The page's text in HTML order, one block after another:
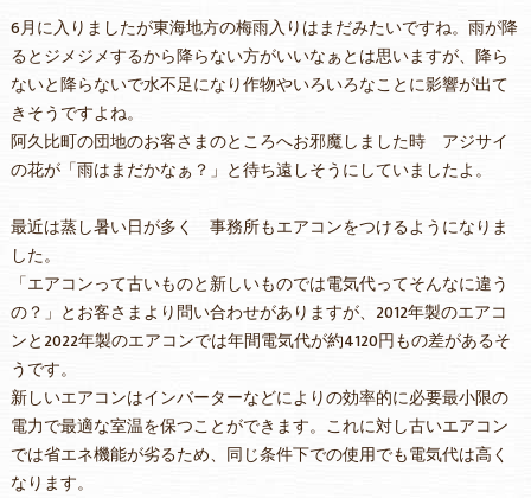
6月に入りましたが東海地方の梅雨入りはまだみたいですね。雨が降
るとジメジメするから降らない方がいいなぁとは思いますが、降ら
ないと降らないで水不足になり作物やいろいろなことに影響が出て
きそうですよね。
阿久比町の団地のお客さまのところへお邪魔しました時 アジサイ
の花が「雨はまだかなぁ？」と待ち遠しそうにしていましたよ。
最近は蒸し暑い日が多く 事務所もエアコンをつけるようになりま
した。
「エアコンって古いものと新しいものでは電気代ってそんなに違う
の？」とお客さまより問い合わせがありますが、2012年製のエアコ
ンと2022年製のエアコンでは年間電気代が約4120円もの差があるそ
うです。
新しいエアコンはインバーターなどによりの効率的に必要最小限の
電力で最適な室温を保つことができます。これに対し古いエアコン
では省エネ機能が劣るため、同じ条件下での使用でも電気代は高く
なります。